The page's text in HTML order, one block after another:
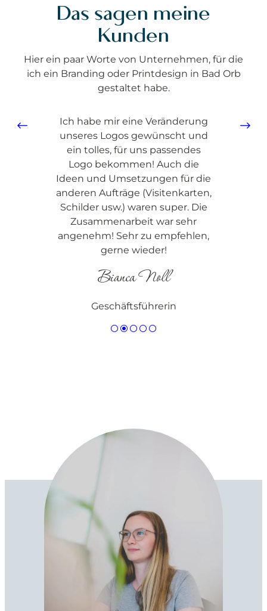
Das sagen meine
Kunden
Hier ein paar Worte von Unternehmen, für die
ich ein Branding oder Printdesign in Bad Orb
gestaltet habe.
Ich habe mir eine Veränderung
unseres Logos gewünscht und
ein tolles, für uns passendes
Logo bekommen! Auch die
Ideen und Umsetzungen für die
anderen Aufträge (Visitenkarten,
Schilder usw.) waren super. Die
Zusammenarbeit war sehr
angenehm! Sehr zu empfehlen,
gerne wieder!
Bianca Noll
Geschäftsführerin